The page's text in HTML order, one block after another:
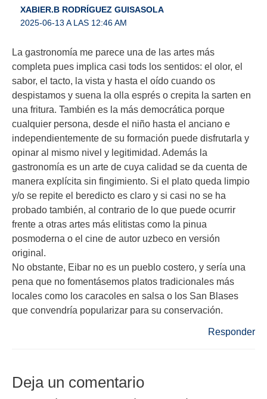
XABIER.B RODRÍGUEZ GUISASOLA
2025-06-13 A LAS 12:46 AM
La gastronomía me parece una de las artes más
completa pues implica casi tods los sentidos: el olor, el
sabor, el tacto, la vista y hasta el oído cuando os
despistamos y suena la olla esprés o crepita la sarten en
una fritura. También es la más democrática porque
cualquier persona, desde el niño hasta el anciano e
independientemente de su formación puede disfrutarla y
opinar al mismo nivel y legitimidad. Además la
gastronomía es un arte de cuya calidad se da cuenta de
manera explícita sin fingimiento. Si el plato queda limpio
y/o se repite el beredicto es claro y si casi no se ha
probado también, al contrario de lo que puede ocurrir
frente a otras artes más elitistas como la pinua
posmoderna o el cine de autor uzbeco en versión
original.
No obstante, Eibar no es un pueblo costero, y sería una
pena que no fomentásemos platos tradicionales más
locales como los caracoles en salsa o los San Blases
que convendría popularizar para su conservación.
Responder
Deja un comentario